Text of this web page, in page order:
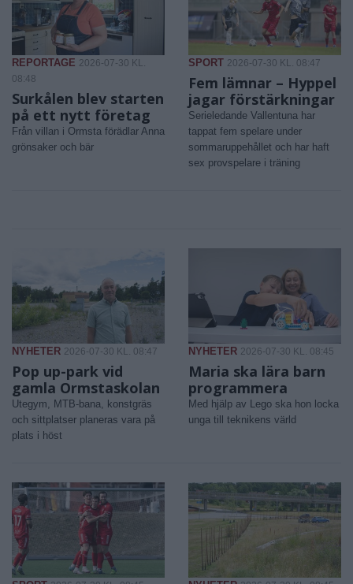
REPORTAGE 2026-07-30 KL.
08:48
Surkålen blev starten
på ett nytt företag
Från villan i Ormsta förädlar Anna
grönsaker och bär
SPORT 2026-07-30 KL. 08:47
Fem lämnar – Hyppel
jagar förstärkningar
Serieledande Vallentuna har
tappat fem spelare under
sommaruppehållet och har haft
sex provspelare i träning
NYHETER 2026-07-30 KL. 08:47
Pop up-park vid
gamla Ormstaskolan
Utegym, MTB-bana, konstgräs
och sittplatser planeras vara på
plats i höst
NYHETER 2026-07-30 KL. 08:45
Maria ska lära barn
programmera
Med hjälp av Lego ska hon locka
unga till teknikens värld